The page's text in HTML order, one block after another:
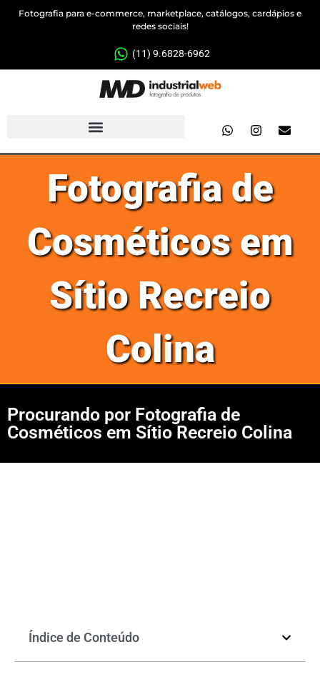
Fotografia para e-commerce, marketplace, catálogos, cardápios e
redes sociais!
(11) 9.6828-6962
Fotografia de
Cosméticos em
Sítio Recreio
Colina
Procurando por Fotografia de
Cosméticos em Sítio Recreio Colina
Índice de Conteúdo